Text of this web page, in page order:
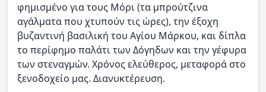
φημισμένο για τους Μόρι (τα μπρούτζινα
αγάλματα που χτυπούν τις ώρες), την έξοχη
βυζαντινή βασιλική του Αγίου Μάρκου, και δίπλα
το περίφημο παλάτι των Δόγηδων και την γέφυρα
των στεναγμών. Χρόνος ελεύθερος, μεταφορά στο
ξενοδοχείο μας. Διανυκτέρευση.